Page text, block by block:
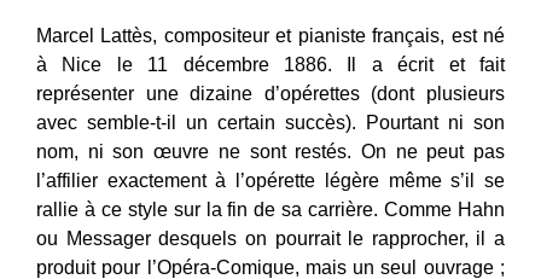
Marcel Lattès, compositeur et pianiste français, est né
à Nice le 11 décembre 1886. Il a écrit et fait
représenter une dizaine d’opérettes (dont plusieurs
avec semble-t-il un certain succès). Pourtant ni son
nom, ni son œuvre ne sont restés. On ne peut pas
l’affilier exactement à l’opérette légère même s’il se
rallie à ce style sur la fin de sa carrière. Comme Hahn
ou Messager desquels on pourrait le rapprocher, il a
produit pour l’Opéra-Comique, mais un seul ouvrage ;